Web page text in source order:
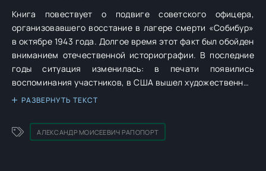
Книга повествует о подвиге советского офицера,
организовавшего восстание в лагере смерти «Собибур»
в октябре 1943 года. Долгое время этот факт был обойден
вниманием отечественной историографии. В последние
годы ситуация изменилась: в печати появились
воспоминания участников, в США вышел художественный
фильм, во Франции и в России сняты документальные
событий с 23 сентября по 14 октября, ровно столько — 22
дня — провел в лагере организатор восстания.
РАЗВЕРНУТЬ ТЕКСТ
АЛЕКСАНДР МОИСЕЕВИЧ РАПОПОРТ